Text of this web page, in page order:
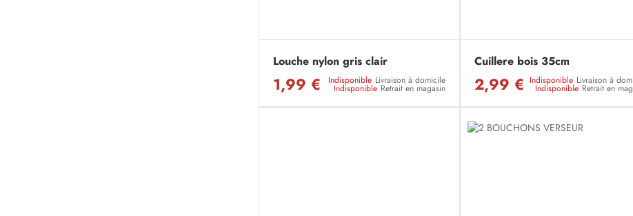
Louche nylon gris clair
1,99 € Indisponible Livraison à domicile
Indisponible Retrait en magasin
Cuillere bois 35cm
2,99 € Indisponible Livraison à
Indisponible Retrait en